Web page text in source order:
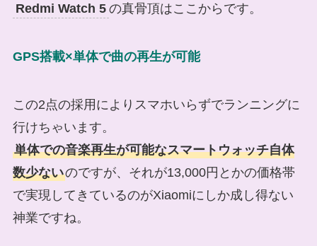
Redmi Watch 5 の真骨頂はここからです。
GPS搭載×単体で曲の再生が可能
この2点の採用によりスマホいらずでランニングに
行けちゃいます。
単体での音楽再生が可能なスマートウォッチ自体
数少ないのですが、それが13,000円とかの価格帯
で実現してきているのがXiaomiにしか成し得ない
神業ですね。